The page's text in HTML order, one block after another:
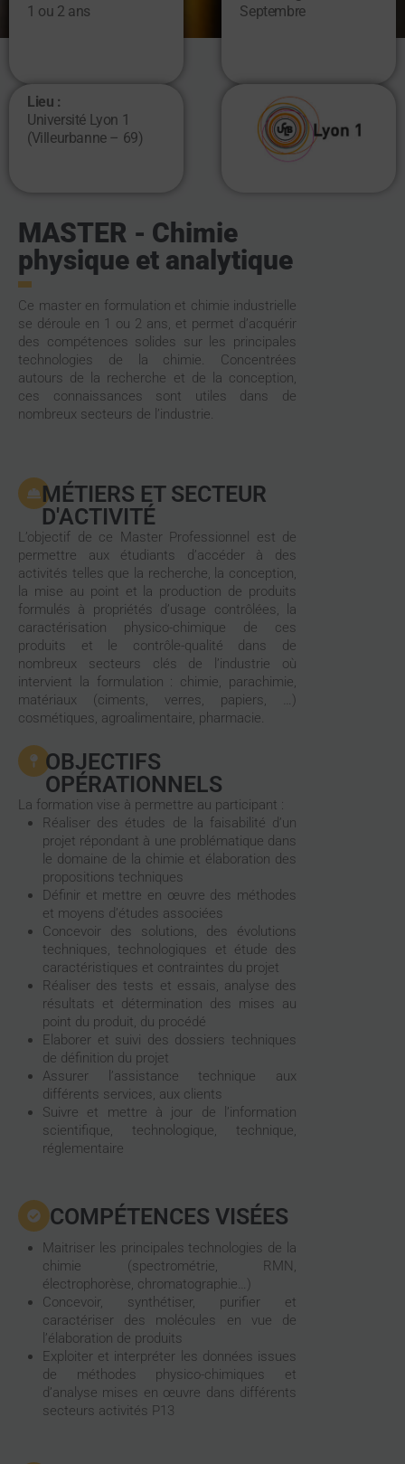
1 ou 2 ans
Septembre
Lieu :
Université Lyon 1
(Villeurbanne – 69)
MASTER - Chimie
physique et analytique
Ce master en formulation et chimie industrielle
se déroule en 1 ou 2 ans, et permet d’acquérir
des compétences solides sur les principales
technologies de la chimie. Concentrées
autours de la recherche et de la conception,
ces connaissances sont utiles dans de
nombreux secteurs de l’industrie.
MÉTIERS ET SECTEUR
D'ACTIVITÉ
L’objectif de ce Master Professionnel est de
permettre aux étudiants d’accéder à des
activités telles que la recherche, la conception,
la mise au point et la production de produits
formulés à propriétés d’usage contrôlées, la
caractérisation physico-chimique de ces
produits et le contrôle-qualité dans de
nombreux secteurs clés de l’industrie où
intervient la formulation : chimie, parachimie,
matériaux (ciments, verres, papiers, …)
cosmétiques, agroalimentaire, pharmacie.
OBJECTIFS
OPÉRATIONNELS
La formation vise à permettre au participant :
Réaliser des études de la faisabilité d’un
projet répondant à une problématique dans
le domaine de la chimie et élaboration des
propositions techniques
Définir et mettre en œuvre des méthodes
et moyens d’études associées
Concevoir des solutions, des évolutions
techniques, technologiques et étude des
caractéristiques et contraintes du projet
Réaliser des tests et essais, analyse des
résultats et détermination des mises au
point du produit, du procédé
Elaborer et suivi des dossiers techniques
de définition du projet
Assurer l’assistance technique aux
différents services, aux clients
Suivre et mettre à jour de l’information
scientifique, technologique, technique,
réglementaire
COMPÉTENCES VISÉES
Maitriser les principales technologies de la
chimie (spectrométrie, RMN,
électrophorèse, chromatographie…)
Concevoir, synthétiser, purifier et
caractériser des molécules en vue de
l’élaboration de produits
Exploiter et interpréter les données issues
de méthodes physico-chimiques et
d’analyse mises en œuvre dans différents
secteurs activités P13